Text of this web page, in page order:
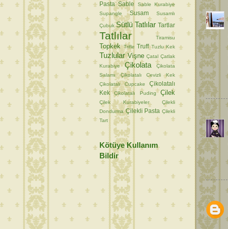
Pasta Sable
Sable Kurabiye
Supangle
Susam Susamlı
Çubuk Sütlü Tatlılar Tartlar
Tatlılar Tiramisu
Topkek Trifle Truff Tuzlu Kek
Tuzlular Vişne Çatal Çatlak
Kurabiye
Çikolata
Çikolata
Salamı
Çikolatalı Cevizli Kek
Çikolatalı Cupcake
Çikolatalı
Kek
Çikolatalı Puding Çilek
Çilek Kurabiyeler
Çilekli
Dondurma Çilekli Pasta Çilekli
Tart
Kötüye Kullanım
Bildir